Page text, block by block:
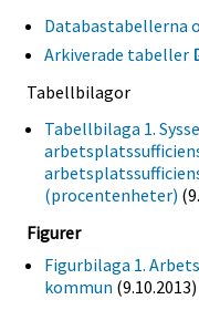
Databastabellerna
Arkiverade tabeller
Tabellbilagor
Tabellbilaga 1.
(procentenheter)
Figurer
Figurbilaga 1.
kommun (9.10.2013)